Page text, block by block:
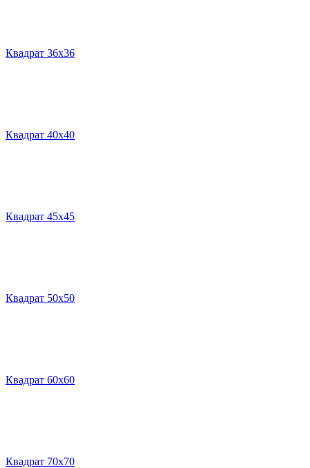
Квадрат 36х36
Квадрат 40х40
Квадрат 45х45
Квадрат 50х50
Квадрат 60х60
Квадрат 70х70